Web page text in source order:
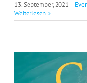
13. September, 2021 |
Weiterlesen